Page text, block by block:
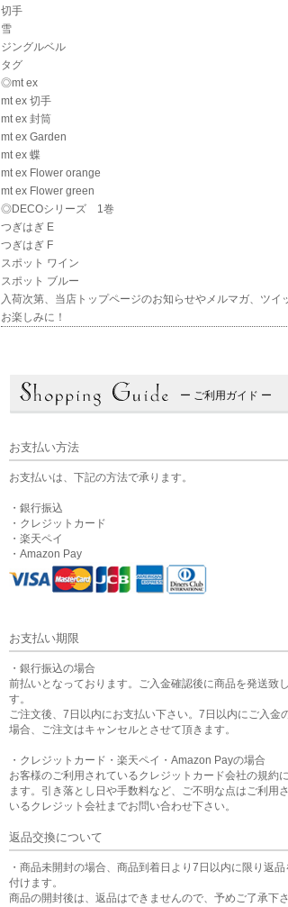
切手
雪
ジングルベル
タグ
◎mt ex
mt ex 切手
mt ex 封筒
mt ex Garden
mt ex 蝶
mt ex Flower orange
mt ex Flower green
◎DECOシリーズ 1巻
つぎはぎ E
つぎはぎ F
スポット ワイン
スポット ブルー
入荷次第、当店トップページのお知らせやメルマガ、ツイ
お楽しみに！
ー ご利用ガイド ー
お支払い方法
お支払いは、下記の方法で承ります。
・銀行振込
・クレジットカード
・楽天ペイ
・Amazon Pay
お支払い期限
・銀行振込の場合
前払いとなっております。ご入金確認後に商品を発送致
す。
ご注文後、7日以内にお支払い下さい。7日以内にご入金
場合、ご注文はキャンセルとさせて頂きます。
・クレジットカード・楽天ペイ・Amazon Payの場合
お客様のご利用されているクレジットカード会社の規約
ます。引き落とし日や手数料など、ご不明な点はご利用
いるクレジット会社までお問い合わせ下さい。
返品交換について
・商品未開封の場合、商品到着日より7日以内に限り返品
付けます。
商品の開封後は、返品はできませんので、予めご了承下さ